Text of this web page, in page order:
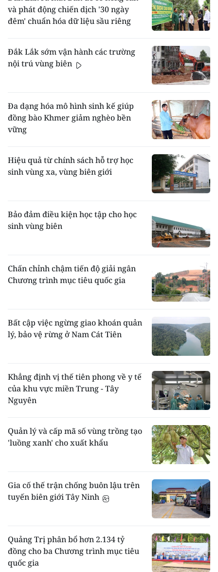
và phát động chiến dịch '30 ngày
đêm' chuẩn hóa dữ liệu sầu riêng
Đắk Lắk sớm vận hành các trường
nội trú vùng biên
Đa dạng hóa mô hình sinh kế giúp
đồng bào Khmer giảm nghèo bền
vững
Hiệu quả từ chính sách hỗ trợ học
sinh vùng xa, vùng biên giới
Bảo đảm điều kiện học tập cho học
sinh vùng biên
Chấn chỉnh chậm tiến độ giải ngân
Chương trình mục tiêu quốc gia
Bất cập việc ngừng giao khoán quản
lý, bảo vệ rừng ở Nam Cát Tiên
Khẳng định vị thế tiên phong về y tế
của khu vực miền Trung - Tây
Nguyên
Quản lý và cấp mã số vùng trồng tạo
'luồng xanh' cho xuất khẩu
Gia cố thế trận chống buôn lậu trên
tuyến biên giới Tây Ninh
Quảng Trị phân bổ hơn 2.134 tỷ
đồng cho ba Chương trình mục tiêu
quốc gia